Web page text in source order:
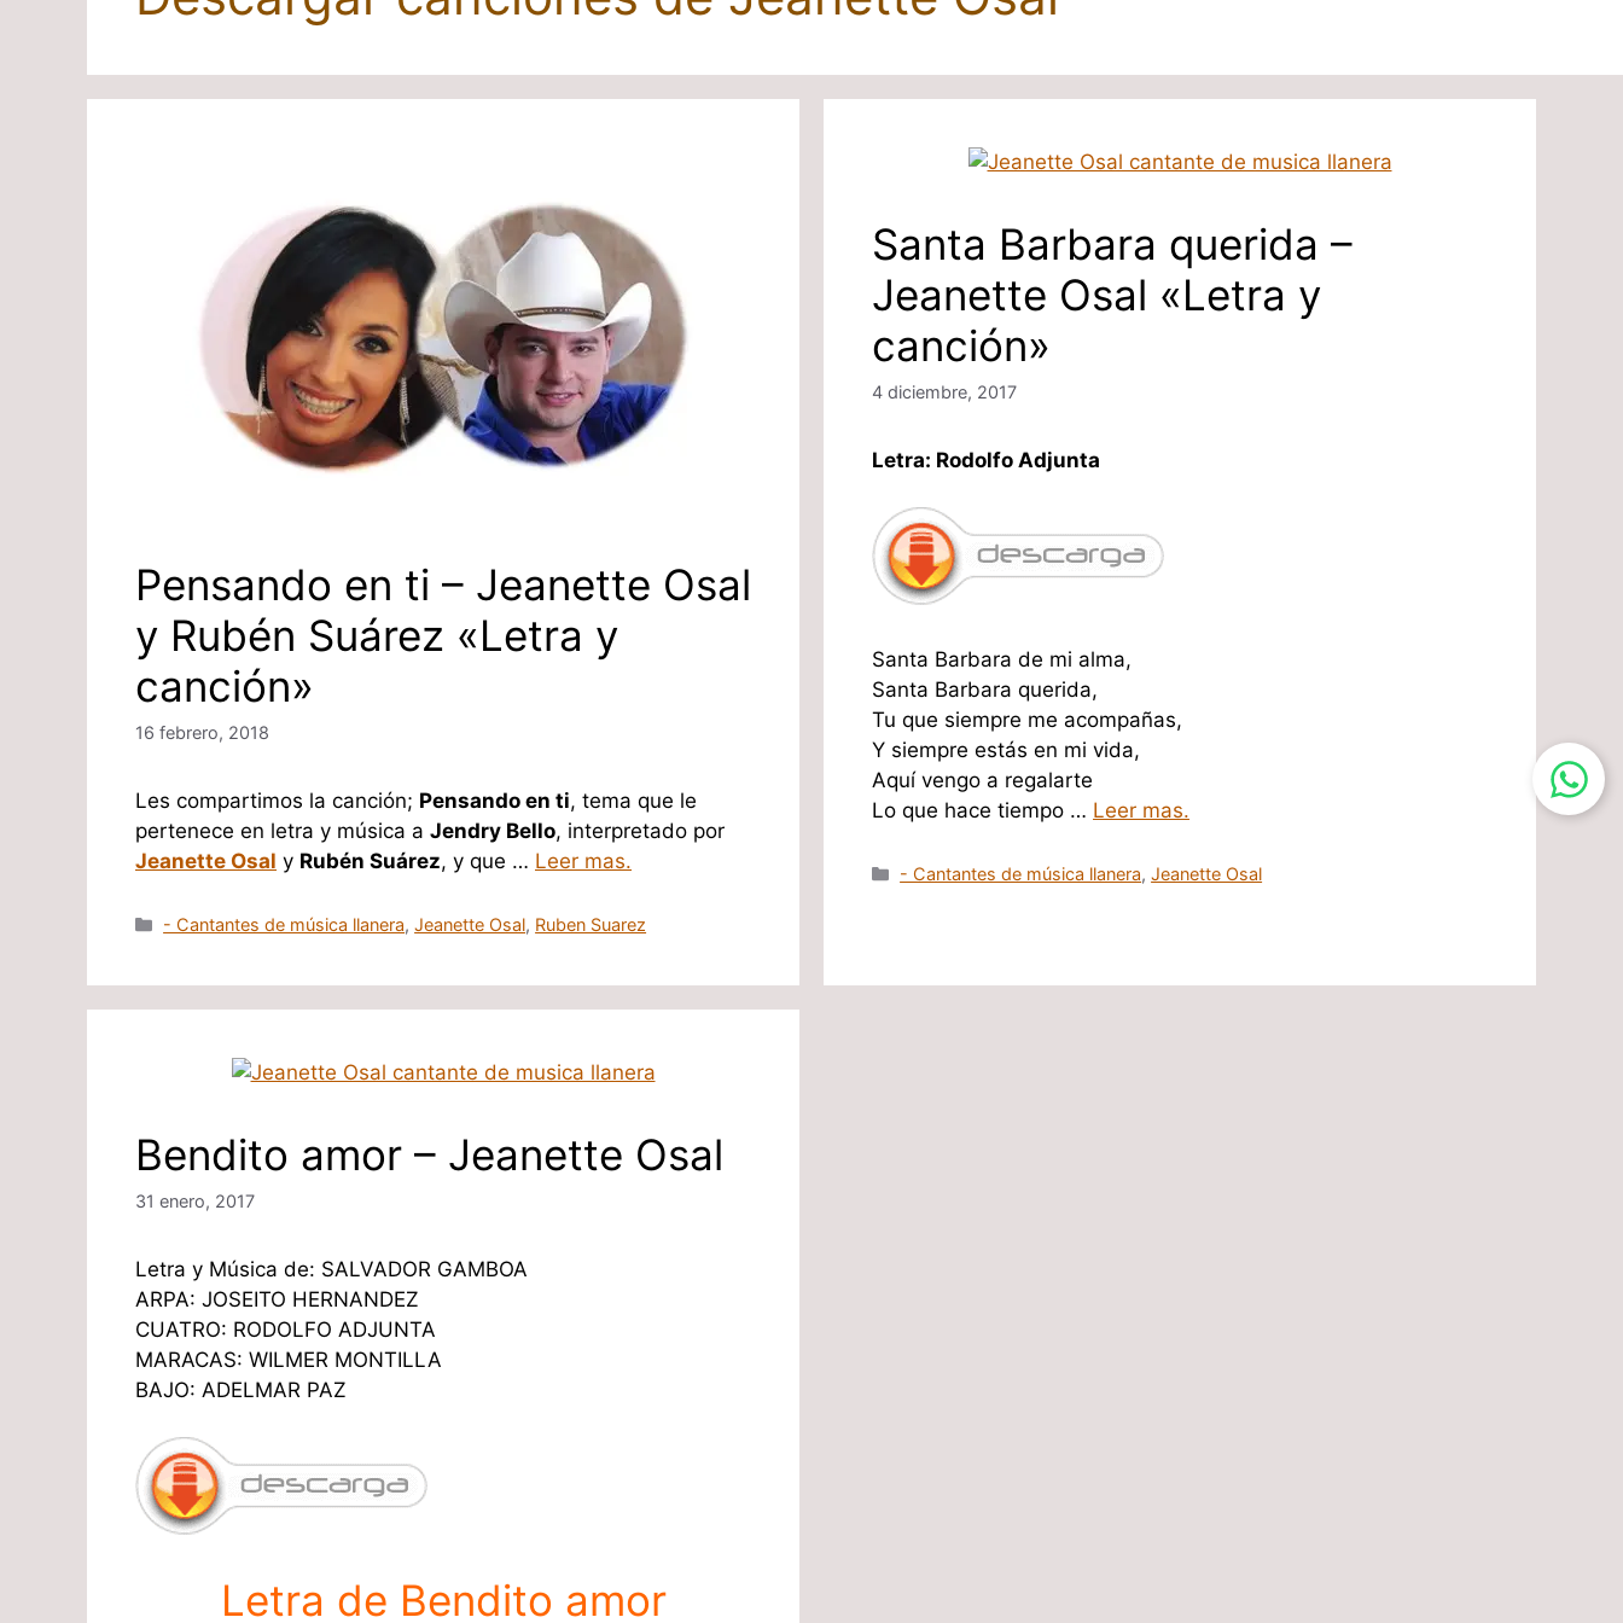
Pensando en ti – Jeanette Osal
y Rubén Suárez «Letra y
canción»
16 febrero, 2018
Les compartimos la canción; Pensando en ti, tema que le
pertenece en letra y música a Jendry Bello, interpretado por
Jeanette Osal y Rubén Suárez, y que … Leer mas.
Categorías
- Cantantes de música llanera,Jeanette Osal, Ruben Suarez
Santa Barbara querida –
Jeanette Osal «Letra y
canción»
4 diciembre, 2017
Letra: Rodolfo Adjunta
Santa Barbara de mi alma,
Santa Barbara querida,
Tu que siempre me acompañas,
Y siempre estás en mi vida,
Aquí vengo a regalarte
Lo que hace tiempo … Leer mas.
Categorías
- Cantantes de música llanera,Jeanette Osal
Bendito amor – Jeanette Osal
31 enero, 2017
Letra y Música de​: SALVADOR GAMBOA
ARPA: JOSEITO HERNANDEZ
CUATRO: RODOLFO ADJUNTA
MARACAS: WILMER MONTILLA
BAJO: ADELMAR PAZ
Letra de Bendito amor